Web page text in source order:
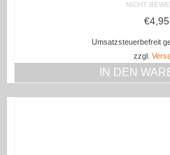
NICHT
€4,95
Umsatzsteuerbefreit
zzgl.
IN DEN